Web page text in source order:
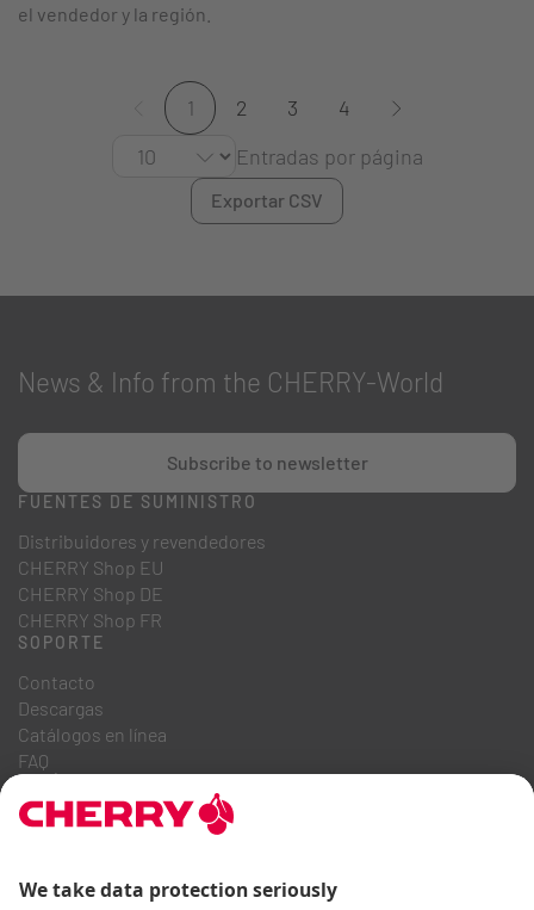
el vendedor y la región.
1 2 3
4
Entradas por página
Exportar CSV
News & Info from the CHERRY-World
Subscribe to newsletter
FUENTES DE SUMINISTRO
Distribuidores y revendedores
CHERRY Shop EU
CHERRY Shop DE
CHERRY Shop FR
SOPORTE
Contacto
Descargas
Catálogos en línea
FAQ
Carrera
Código de conducta empresarial